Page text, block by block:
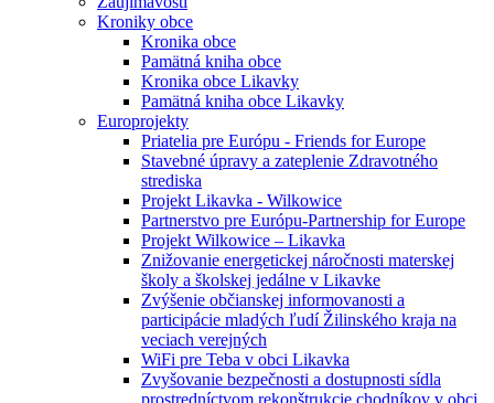
Kroniky obce
Kronika obce
Pamätná kniha obce
Kronika obce Likavky
Pamätná kniha obce Likavky
Europrojekty
Priatelia pre Európu - Friends for Europe
Stavebné úpravy a zateplenie Zdravotného
strediska
Projekt Likavka - Wilkowice
Partnerstvo pre Európu-Partnership for Europe
Projekt Wilkowice – Likavka
Znižovanie energetickej náročnosti materskej
školy a školskej jedálne v Likavke
Zvýšenie občianskej informovanosti a
participácie mladých ľudí Žilinského kraja na
veciach verejných
WiFi pre Teba v obci Likavka
Zvyšovanie bezpečnosti a dostupnosti sídla
prostredníctvom rekonštrukcie chodníkov v obci